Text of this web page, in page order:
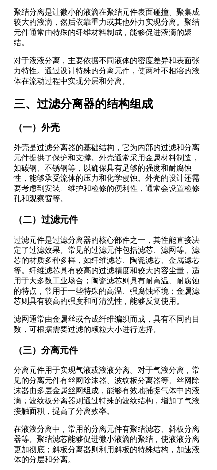
聚结分离是让微小的液滴在聚结元件表面碰撞、聚集成
较大的液滴，然后依靠重力或其他外力实现分离。聚结
元件通常由特殊的纤维材料制成，能够促进液滴的聚
结。
对于液液分离，主要依据不同液体的密度差异和表面张
力特性。通过设计特殊的分离元件，使两种不相溶的液
体在流动过程中实现分层和分离。
三、过滤分离器的结构组成
（一）外壳
外壳是过滤分离器的基础结构，它为内部的过滤和分离
元件提供了保护和支撑。外壳通常采用金属材料制造，
如碳钢、不锈钢等，以确保具有足够的强度和耐腐蚀
性，能够承受流体的压力和化学侵蚀。外壳的设计还需
要考虑到安装、维护和检修的便利性，通常会设置检修
孔和观察窗等。
（二）过滤元件
过滤元件是过滤分离器的核心部件之一，其性能直接决
定了过滤效果。常见的过滤元件包括滤芯、滤网等。滤
芯的材质多种多样，如纤维滤芯、陶瓷滤芯、金属滤芯
等。纤维滤芯具有较高的过滤精度和较大的容尘量，适
用于大多数工业场合；陶瓷滤芯则具有耐高温、耐腐蚀
的特点，常用于一些特殊的高温、强腐蚀环境；金属滤
芯则具有较高的强度和可清洗性，能够反复使用。
滤网通常由金属丝或合成纤维编织而成，具有不同的目
数，可根据需要过滤的颗粒大小进行选择。
（三）分离元件
分离元件用于实现气液或液液分离。对于气液分离，常
见的分离元件有丝网除沫器、波纹板分离器等。丝网除
沫器由多层金属丝网组成，能够有效地捕捉气体中的液
滴；波纹板分离器则通过特殊的波纹结构，增加了气液
接触面积，提高了分离效率。
在液液分离中，常用的分离元件有聚结滤芯、斜板分离
器等。聚结滤芯能够促进微小液滴的聚结，使液液分离
更加彻底；斜板分离器则利用斜板的特殊结构，加速液
体的分层和分离。